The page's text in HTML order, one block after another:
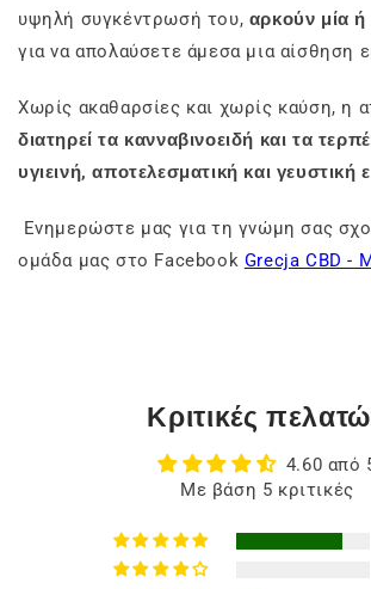
υψηλή συγκέντρωσή του, αρκούν μία
για να απολαύσετε άμεσα μια αίσθηση
Χωρίς ακαθαρσίες και χωρίς καύση, η
διατηρεί τα κανναβινοειδή και τα
υγιεινή, αποτελεσματική και γευστική
Ενημερώστε μας για τη γνώμη σας
ομάδα μας στο Facebook Grecja CBD -
Κριτικές
4.60 από
Με βάση 5 κριτικές